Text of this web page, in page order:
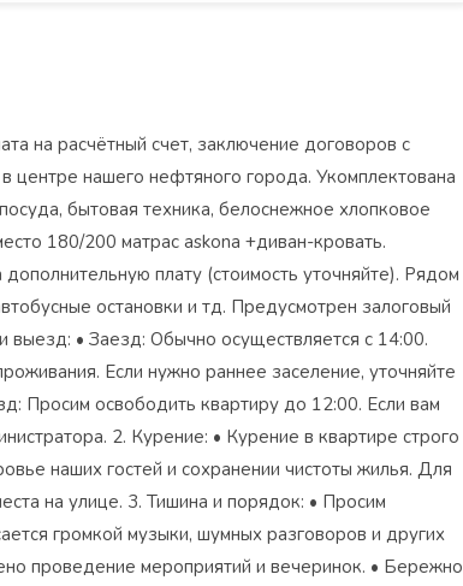
на расчётный счет, заключение договоров с
цeнтpе нашего нефтяного городa. Укомплектoвaна
бытовая техника, белоснежное хлопковое
180/200 матрас аskоnа +диван-кровать.
плату (стоимость уточняйте). Рядом
остановки и тд. Предусмотрен залоговый
выезд: • Заезд: Обычно осуществляется с 14:00.
Если нужно раннее заселение, уточняйте
Просим освободить квартиру до 12:00. Если вам
2. Курение: • Курение в квартире строго
наших гостей и сохранении чистоты жилья. Для
на улице. 3. Тишина и порядок: • Просим
громкой музыки, шумных разговоров и других
проведение мероприятий и вечеринок. • Бережно